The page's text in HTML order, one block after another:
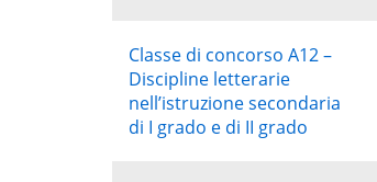
Classe di concorso A12 –
Discipline letterarie
nell’istruzione secondaria
di I grado e di II grado